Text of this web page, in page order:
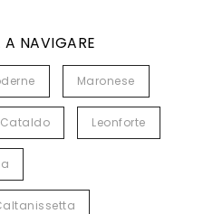
NAVIGARE
Maronese
Leonforte